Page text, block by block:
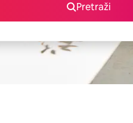
Pretraži